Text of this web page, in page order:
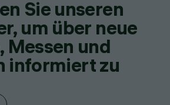
Sie unseren
um über neue
Messen und
informiert zu